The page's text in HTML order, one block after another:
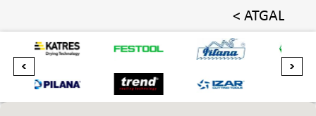
< ATGAL